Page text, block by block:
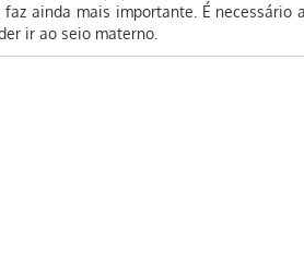
ainda mais importante. É
ir ao seio materno.